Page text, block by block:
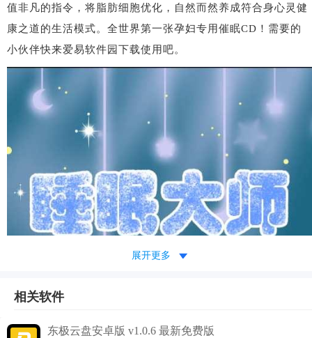
值非凡的指令，将脂肪细胞优化，自然而然养成符合身心灵健
康之道的生活模式。全世界第一张孕妇专用催眠CD！需要的
小伙伴快来爱易软件园下载使用吧。
展开更多
相关软件
东极云盘安卓版 v1.0.6 最新免费版